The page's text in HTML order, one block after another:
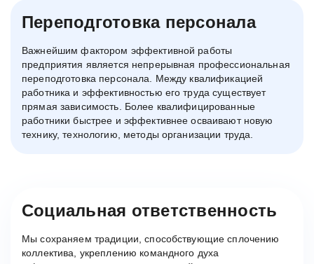
Переподготовка персонала
Важнейшим фактором эффективной работы
предприятия является непрерывная профессиональная
переподготовка персонала. Между квалификацией
работника и эффективностью его труда существует
прямая зависимость. Более квалифицированные
работники быстрее и эффективнее осваивают новую
технику, технологию, методы организации труда.
Социальная ответственность
Мы сохраняем традиции, способствующие сплочению
коллектива, укреплению командного духа